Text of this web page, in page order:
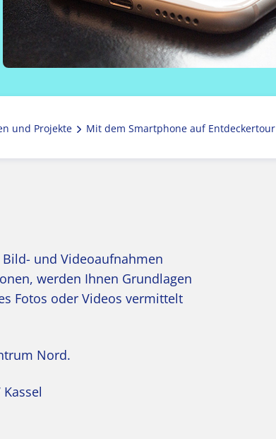
und Projekte Mit dem Smartphone auf Entdeckertour
und Videoaufnahmen
werden Ihnen Grundlagen
Fotos oder Videos vermittelt
Nord.